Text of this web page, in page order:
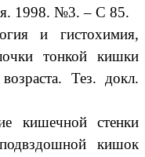
1998. №3. – С 85.
и гистохимия,
тонкой кишки
Тез. докл.
кишечной стенки
кишок